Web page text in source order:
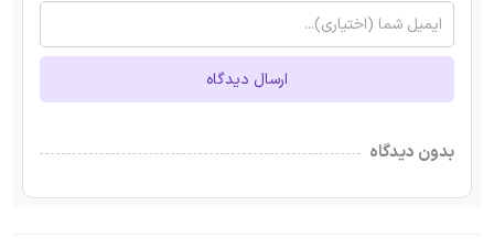
ارسال دیدگاه
بدون دیدگاه